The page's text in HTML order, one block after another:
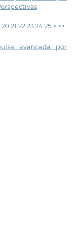
20 21 22 23 24 25 > >>
avançada por